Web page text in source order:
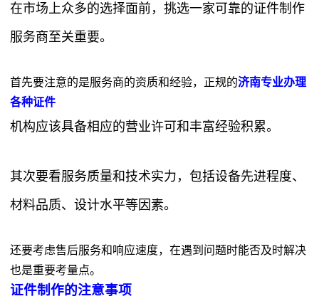
在市场上众多的选择面前，挑选一家可靠的证件制作
服务商至关重要。
首先要注意的是服务商的资质和经验，正规的济南专业办理
各种证件
机构应该具备相应的营业许可和丰富经验积累。
其次要看服务质量和技术实力，包括设备先进程度、
材料品质、设计水平等因素。
还要考虑售后服务和响应速度，在遇到问题时能否及时解决
也是重要考量点。
证件制作的注意事项